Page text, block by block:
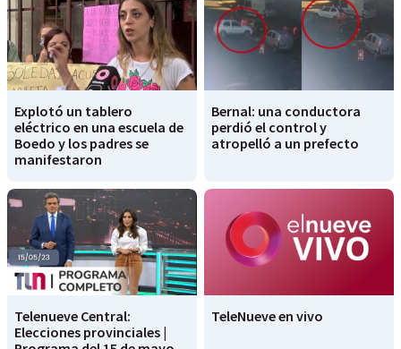
Explotó un tablero
eléctrico en una escuela de
Boedo y los padres se
manifestaron
Bernal: una conductora
perdió el control y
atropelló a un prefecto
Telenueve Central:
Elecciones provinciales |
TeleNueve en vivo